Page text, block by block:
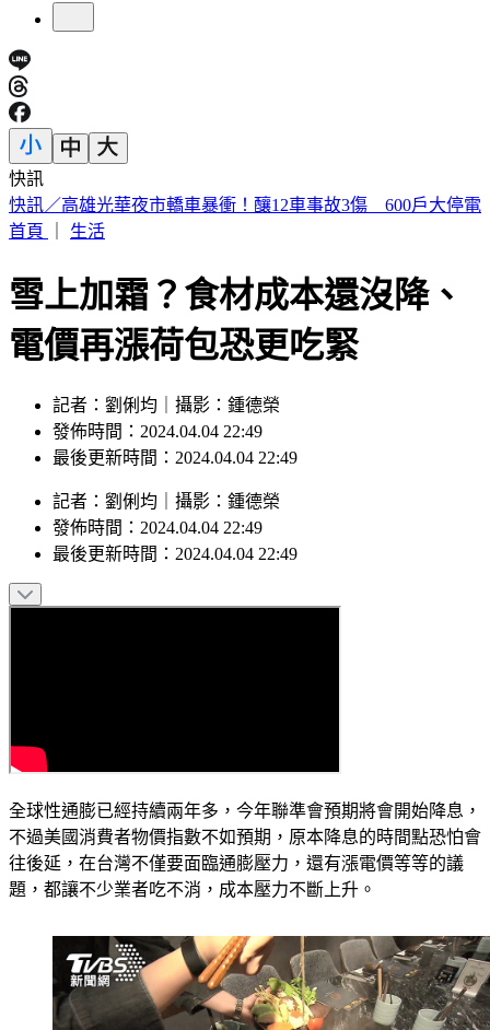
快訊
預告基本工資要漲了！賴清德喊話企業：有獲利替「員工加
薪」
雪上加霜？食材成本還沒降、
電價再漲荷包恐更吃緊
記者：劉俐均｜攝影：鍾德榮
發佈時間：2024.04.04 22:49
記者：劉俐均｜攝影：鍾德榮
發佈時間：2024.04.04 22:49
全球性通膨已經持續兩年多，今年聯準會預期將會開始降息，
不過美國消費者物價指數不如預期，原本降息的時間點恐怕會
往後延，在台灣不僅要面臨通膨壓力，還有漲電價等等的議